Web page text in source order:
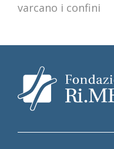
varcano i confini